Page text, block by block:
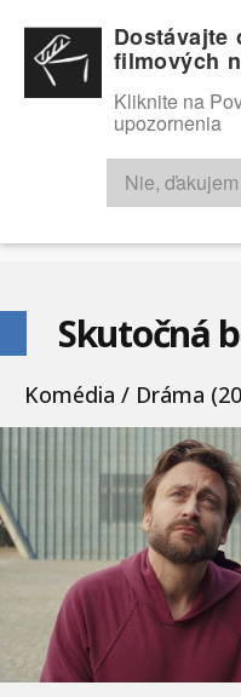
RECENZIE
Skutočná
Komédia / Dráma
Dostávajte
filmových
Kliknite na
upozornenia
Nie, ďakujem